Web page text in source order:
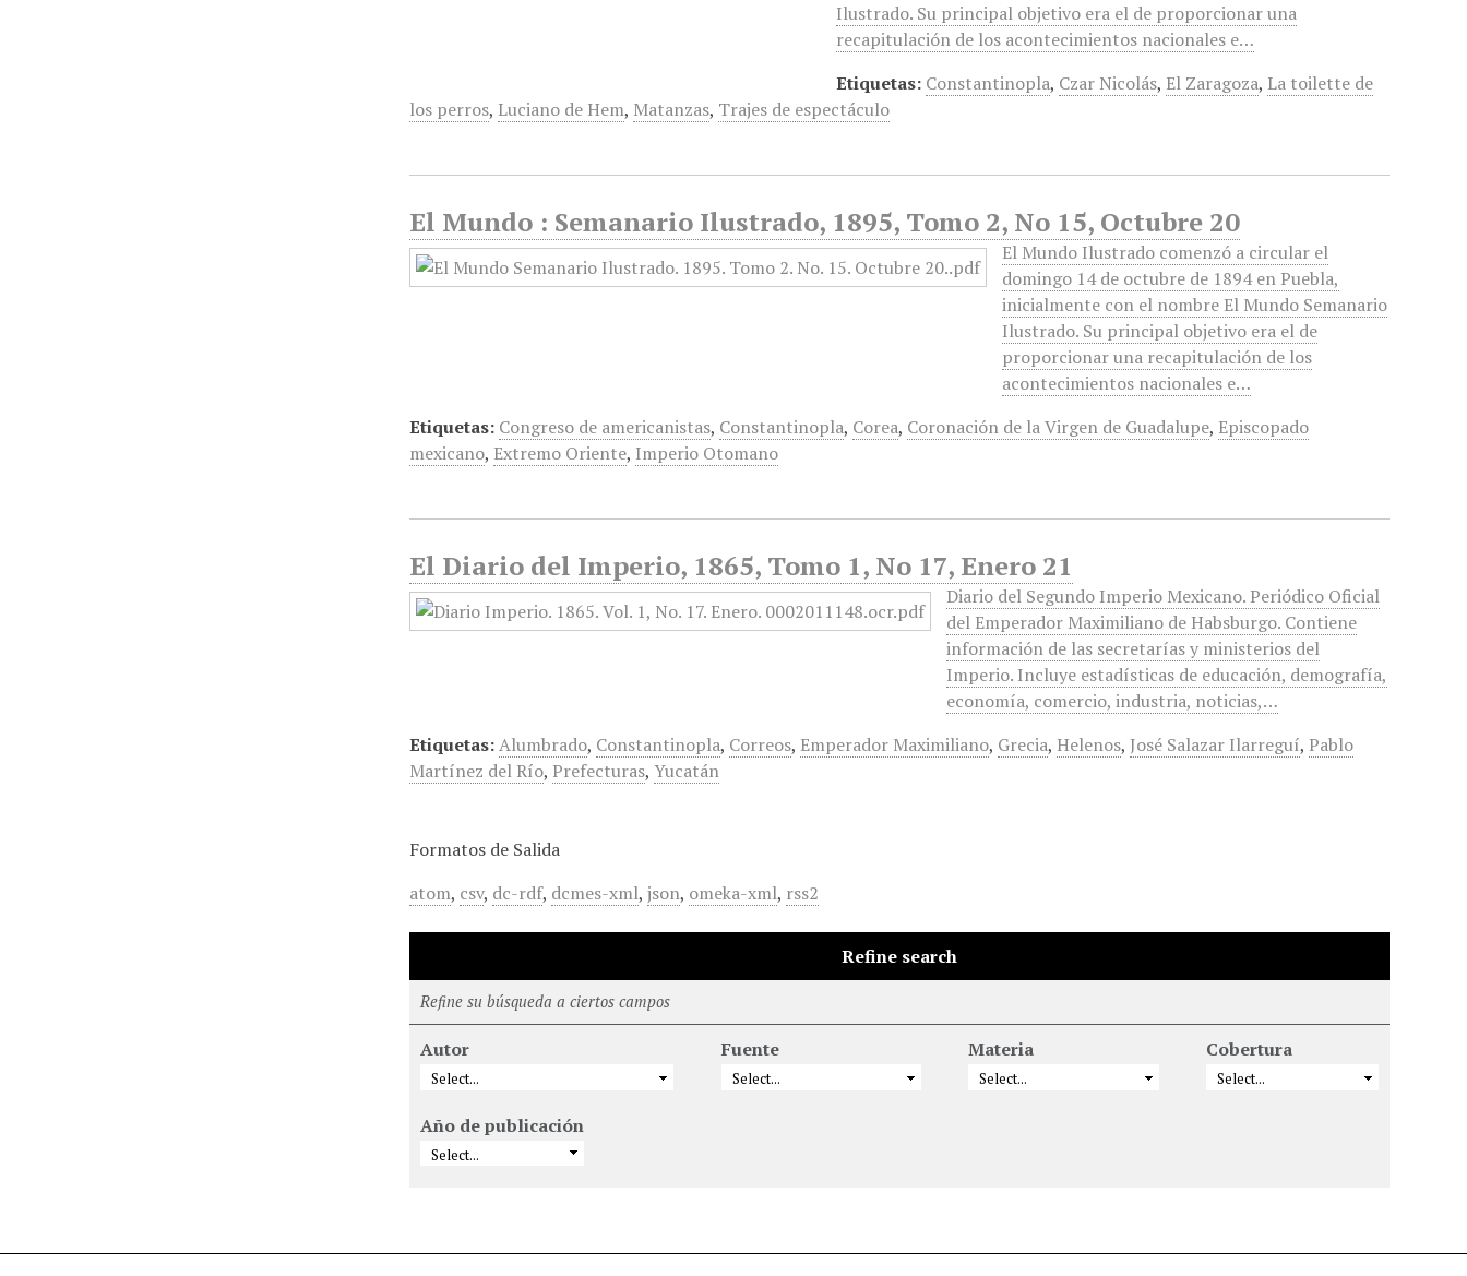
Ilustrado. Su principal objetivo era el de proporcionar una
recapitulación de los acontecimientos nacionales e…
Etiquetas: Constantinopla, Czar Nicolás, El Zaragoza, La toilette de
los perros, Luciano de Hem, Matanzas, Trajes de espectáculo
El Mundo : Semanario Ilustrado, 1895, Tomo 2, No 15, Octubre 20
El Mundo Ilustrado comenzó a circular el
domingo 14 de octubre de 1894 en Puebla,
inicialmente con el nombre El Mundo Semanario
Ilustrado. Su principal objetivo era el de
proporcionar una recapitulación de los
acontecimientos nacionales e…
Etiquetas: Congreso de americanistas, Constantinopla, Corea, Coronación de la Virgen de Guadalupe, Episcopado
mexicano, Extremo Oriente, Imperio Otomano
El Diario del Imperio, 1865, Tomo 1, No 17, Enero 21
Diario del Segundo Imperio Mexicano. Periódico Oficial
del Emperador Maximiliano de Habsburgo. Contiene
información de las secretarías y ministerios del
Imperio. Incluye estadísticas de educación, demografía,
economía, comercio, industria, noticias,…
Etiquetas:Alumbrado, Constantinopla, Correos, Emperador Maximiliano, Grecia, Helenos, José Salazar Ilarreguí, Pablo
Martínez del Río, Prefecturas,Yucatán
Formatos de Salida
atom, csv, dc-rdf, dcmes-xml,json, omeka-xml, rss2
Refine search
Refine su búsqueda a ciertos campos
Autor Fuente Materia Cobertura
Año de publicación